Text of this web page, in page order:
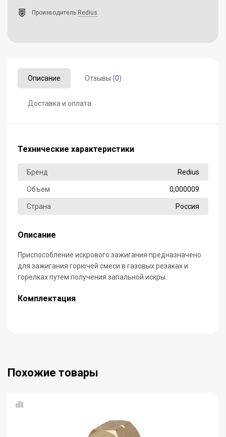
Описание Отзывы (0)
Доставка и оплата
Технические характеристики
Бренд Redius
Объем 0,000009
Страна Россия
Описание
Приспособление искрового зажигания предназначено
для зажигания горючей смеси в газовых резаках и
горелках путем получения запальной искры.
Комплектация
Производитель Redius
Похожие товары